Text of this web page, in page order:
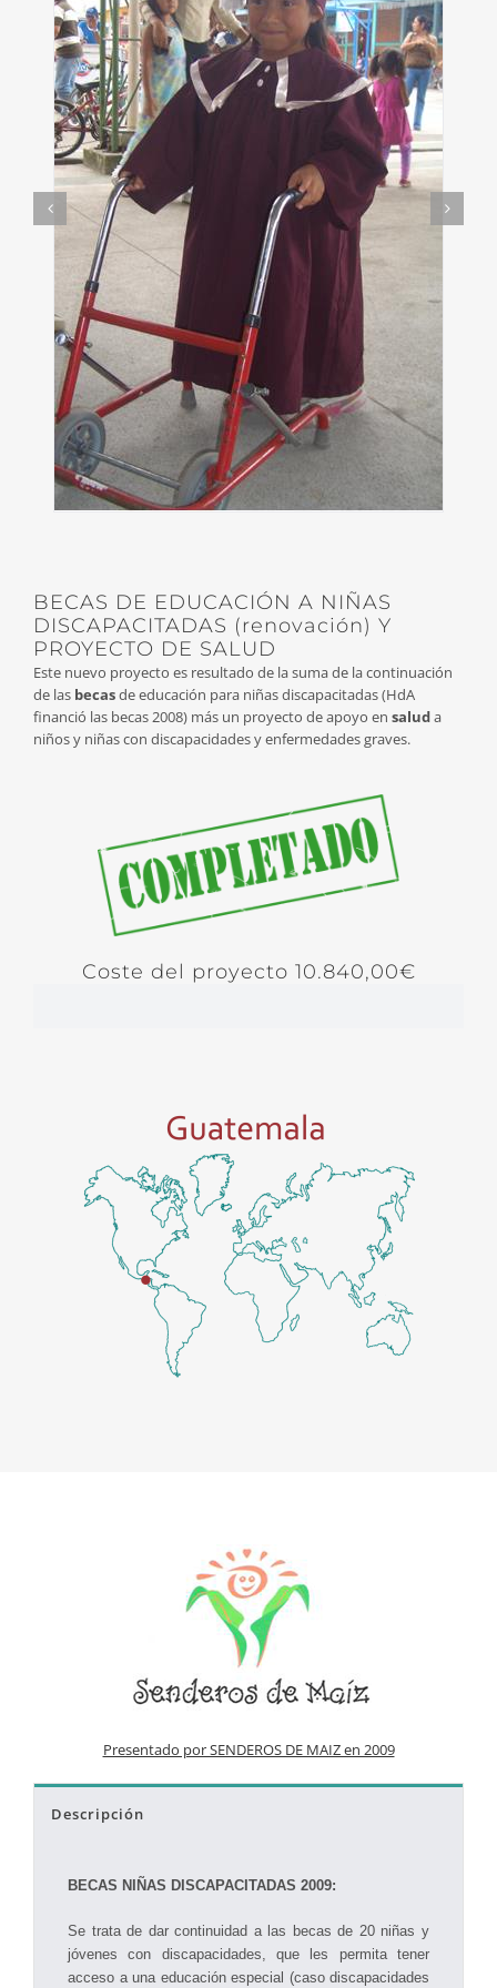
BECAS DE EDUCACIÓN A NIÑAS
DISCAPACITADAS (renovación) Y
PROYECTO DE SALUD
Este nuevo proyecto es resultado de la suma de la continuación
de las becasde educación para niñas discapacitadas (HdA
financió las becas 2008) más un proyecto de apoyo en saluda
niños y niñas con discapacidades y enfermedades graves.
Coste del proyecto 10.840,00€
Presentado por SENDEROS DE MAIZ en 2009
Descripción
BECAS NIÑAS DISCAPACITADAS 2009:
Se trata de dar continuidad a las becas de 20 niñas y
jóvenes con discapacidades, que les permita tener
acceso a una educación especial (caso discapacidades